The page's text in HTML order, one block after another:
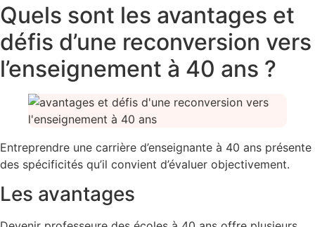
Quels sont les avantages et
défis d’une reconversion vers
l’enseignement à 40 ans ?
Entreprendre une carrière d’enseignante à 40 ans présente
des spécificités qu’il convient d’évaluer objectivement.
Les avantages